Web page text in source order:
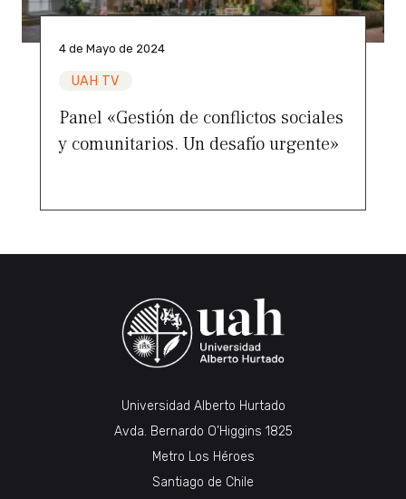
4 de Mayo de 2024
UAH TV
Panel «Gestión de conflictos sociales
y comunitarios. Un desafío urgente»
Universidad Alberto Hurtado
Avda. Bernardo O’Higgins 1825
Metro Los Héroes
Santiago de Chile